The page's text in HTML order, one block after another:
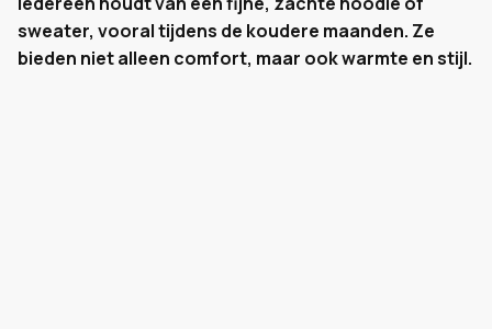
sweater, vooral tijdens de koudere maanden. Ze
bieden niet alleen comfort, maar ook warmte en stijl.